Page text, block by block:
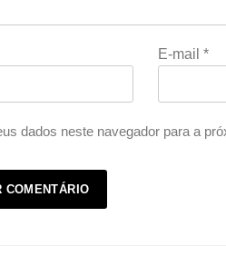
E-mail *
dados neste navegador para a